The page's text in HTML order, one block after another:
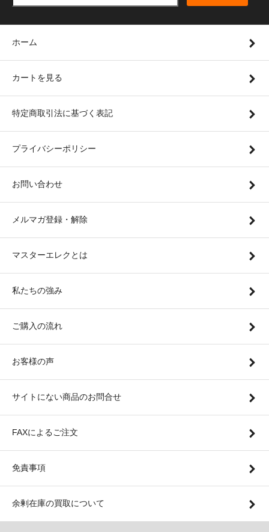
ホーム
カートを見る
特定商取引法に基づく表記
プライバシーポリシー
お問い合わせ
メルマガ登録・解除
マスターエレクとは
私たちの強み
ご購入の流れ
お客様の声
サイトにない商品のお問合せ
FAXによるご注文
免責事項
余剰在庫の買取について